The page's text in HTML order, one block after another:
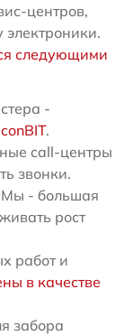
центров,
следующими
-
.
call-центры
звонки.
Мы - большая
рост
работ и
в качестве
забора